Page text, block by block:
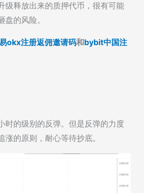
级释放出来的质押代币，很有可能
的风险。
okx注册返佣邀请码和bybit中国注
时的级别的反弹。但是反弹的力度
的原则，耐心等待抄底。